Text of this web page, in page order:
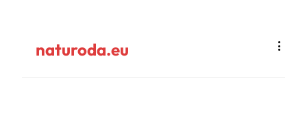
naturoda.eu